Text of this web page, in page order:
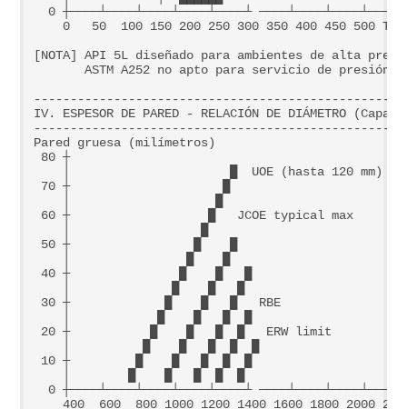
0 ┼────┴────┴────┴────┴────┴
0   50  100 150 200 250 300 350 400 450 500
[NOTA] API 5L diseñado para ambientes de alta
ASTM A252 no apto para servicio de presión
IV. ESPESOR DE PARED - RELACIÓN DE DIÁMETRO
Pared gruesa (milímetros)
80
    │                      █  UOE
(hasta 120 mm)
70 ┼                     █
60 ┼                   █   JCOE typical max
50 ┼                 █    █
40 ┼               █    █   █
30 ┼             █    █   █   RBE
20 ┼           █    █   █  █   ERW limit
10 ┼         █    █   █  █  █
0 ┼────┴────┴────┴────┴────┴
400  600  800 1000 1200 1400 1600 1800 2000